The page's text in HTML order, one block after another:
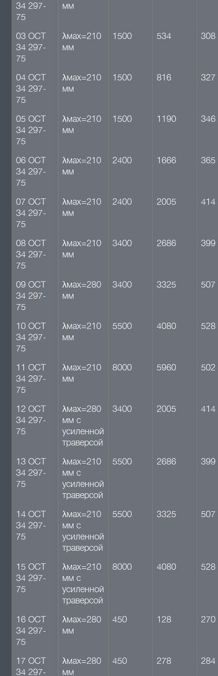
34 297-
75
мм
03 ОСТ
34 297-
75
λмах=210
мм
1500 534 308
04 ОСТ
34 297-
75
λмах=210
мм
1500 816 327
05 ОСТ
34 297-
75
λмах=210
мм
1500 1190 346
06 ОСТ
34 297-
75
λмах=210
мм
2400 1666 365
07 ОСТ
34 297-
75
λмах=210
мм
2400 2005 414
08 ОСТ
34 297-
75
λмах=210
мм
3400 2686 399
09 ОСТ
34 297-
75
λмах=280
мм
3400 3325 507
10 ОСТ
34 297-
75
λмах=210
мм
5500 4080 528
11 ОСТ
34 297-
75
λмах=210
мм
8000 5960 502
12 ОСТ
34 297-
75
λмах=280
мм с
усиленной
траверсой
3400 2005 414
13 ОСТ
34 297-
75
λмах=210
мм с
усиленной
траверсой
5500 2686 399
14 ОСТ
34 297-
75
λмах=210
мм с
усиленной
траверсой
5500 3325 507
15 ОСТ
34 297-
75
λмах=210
мм с
усиленной
траверсой
8000 4080 528
16 ОСТ
34 297-
75
λмах=280
мм
450 128 270
17 ОСТ
34 297-
λмах=280
мм
450 278 284